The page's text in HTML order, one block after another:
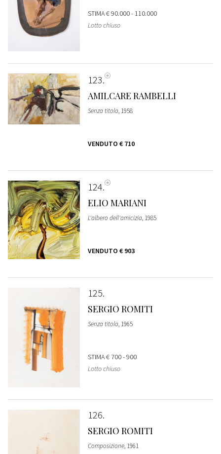
STIMA€ 90.000 - 110.000
Lotto chiuso
123
AMILCARE RAMBELLI
Senza titolo, 1958
VENDUTO € 710
124
ELIO MARIANI
L'albero dell'amicizia, 1985
VENDUTO € 903
125
SERGIO ROMITI
Senza titolo, 1965
STIMA€ 700 - 900
Lotto chiuso
126
SERGIO ROMITI
Composizione, 1961